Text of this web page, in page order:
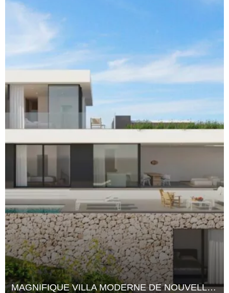
MAGNIFIQUE VILLA MODERNE DE NOUVELLE CONSTRUCTION À ROCA LLISA